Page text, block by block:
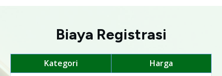
Biaya Registrasi
Kategori Harga